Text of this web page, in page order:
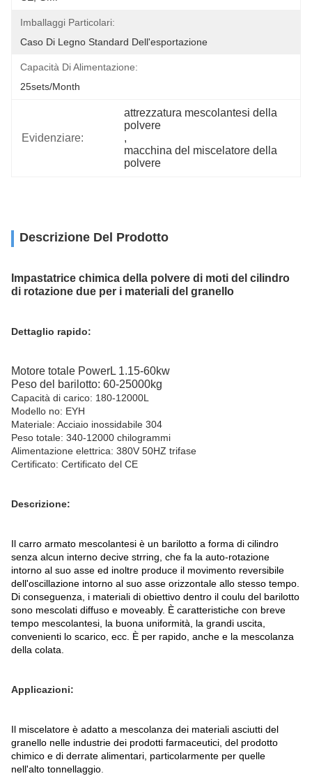
Imballaggi Particolari:
Caso Di Legno Standard Dell'esportazione
Capacità Di Alimentazione:
25sets/month
Evidenziare:
attrezzatura mescolantesi della
polvere
,
macchina del miscelatore della
polvere
Descrizione Del Prodotto
Impastatrice chimica della polvere di moti del cilindro
di rotazione due per i materiali del granello
Dettaglio rapido:
Motore totale PowerL 1.15-60kw
Peso del barilotto: 60-25000kg
Capacità di carico: 180-12000L
Modello no: EYH
Materiale: Acciaio inossidabile 304
Peso totale: 340-12000 chilogrammi
Alimentazione elettrica: 380V 50HZ trifase
Certificato: Certificato del CE
Descrizione:
Il carro armato mescolantesi è un barilotto a forma di cilindro
senza alcun interno decive strring, che fa la auto-rotazione
intorno al suo asse ed inoltre produce il movimento reversibile
dell'oscillazione intorno al suo asse orizzontale allo stesso tempo.
Di conseguenza, i materiali di obiettivo dentro il coulu del barilotto
sono mescolati diffuso e moveably. È caratteristiche con breve
tempo mescolantesi, la buona uniformità, la grandi uscita,
convenienti lo scarico, ecc. È per rapido, anche e la mescolanza
della colata.
Applicazioni:
Il miscelatore è adatto a mescolanza dei materiali asciutti del
granello nelle industrie dei prodotti farmaceutici, del prodotto
chimico e di derrate alimentari, particolarmente per quelle
nell'alto tonnellaggio